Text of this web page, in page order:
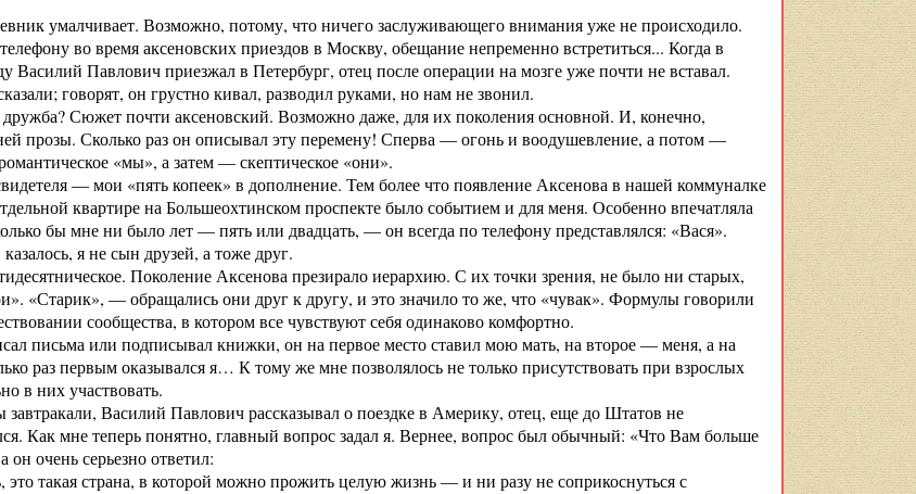
умалчивает. Возможно, потому, что ничего заслуживающего внимания уже не происходило.
во время аксеновских приездов в Москву, обещание непременно встретиться... Когда в
Василий Павлович приезжал в Петербург, отец после операции на мозге уже почти не вставал.
говорят, он грустно кивал, разводил руками, но нам не звонил.
дружба? Сюжет почти аксеновский. Возможно даже, для их поколения основной. И, конечно,
прозы. Сколько раз он описывал эту перемену! Сперва — огонь и воодушевление, а потом —
«мы», а затем — скептическое «они».
— мои «пять копеек» в дополнение. Тем более что появление Аксенова в нашей коммуналке
квартире на Большеохтинском проспекте было событием и для меня. Особенно впечатляла
бы мне ни было лет — пять или двадцать, — он всегда по телефону представлялся: «Вася».
я не сын друзей, а тоже друг.
Поколение Аксенова презирало иерархию. С их точки зрения, не было ни старых,
«Старик», — обращались они друг к другу, и это значило то же, что «чувак». Формулы говорили
сообщества, в котором все чувствуют себя одинаково комфортно.
письма или подписывал книжки, он на первое место ставил мою мать, на второе — меня, а на
раз первым оказывался я… К тому же мне позволялось не только присутствовать при взрослых
в них участвовать.
Василий Павлович рассказывал о поездке в Америку, отец, еще до Штатов не
Как мне теперь понятно, главный вопрос задал я. Вернее, вопрос был обычный: «Что Вам больше
он очень серьезно ответил:
такая страна, в которой можно прожить целую жизнь — и ни разу не соприкоснуться с